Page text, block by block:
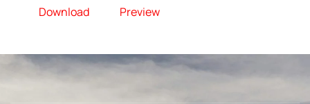
Download
Preview